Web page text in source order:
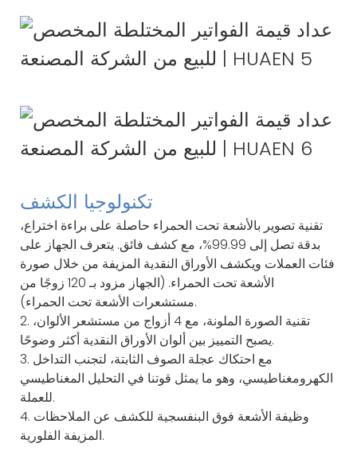
تكنولوجيا الكشف
تقنية تصوير بالأشعة تحت الحمراء حاصلة على براءة اختراع،
بدقة تصل إلى 99.99%، مع كشف فائق. يتعرف الجهاز على
فئات العملات ويكشف الأوراق النقدية المزيفة من خلال صورة
الأشعة تحت الحمراء. (الجهاز مزود بـ 120 زوجًا من
مستشعرات الأشعة تحت الحمراء).
2. تقنية الصورة الملونة، مع 4 أزواج من مستشعر الألوان،
يصبح التمييز بين ألوان الأوراق النقدية أكثر وضوحًا.
3. مع احتكاك عجلة الصوف الثابتة، لتجنب التداخل
الكهرومغناطيسي، وهو ما يمثل قوتنا في التحليل المغناطيسي
للعملة.
4. وظيفة الأشعة فوق البنفسجية للكشف عن الملاحظات
المزيفة الفلورية.